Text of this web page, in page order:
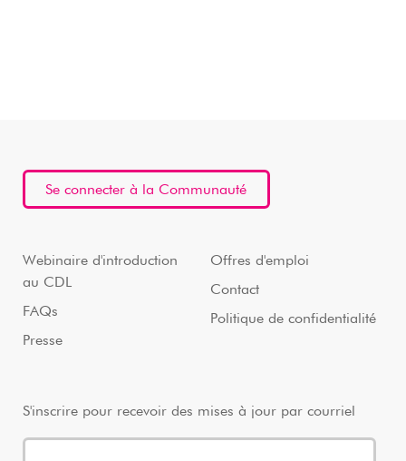
Se connecter à la Communauté
Webinaire d'introduction
au CDL
FAQs
Presse
Offres d'emploi
Contact
Politique de confidentialité
S'inscrire pour recevoir des mises à jour par courriel